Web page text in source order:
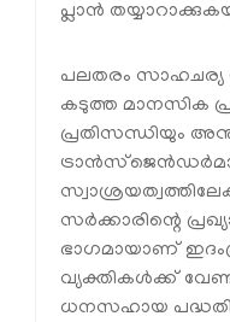
പ്ലാന്‍
പലതരം സാഹചര്യ
കടുത്ത മാനസിക
പ്രതിസന്ധിയും
സര്‍ക്കാരിന്റെ
ഭാഗമായാണ്
വ്യക്തികള്‍ക്ക്
ധനസഹായ പദ്ധതി